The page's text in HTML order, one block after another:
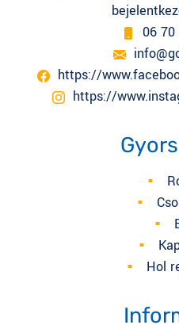
06 70
https://
https://
Hol